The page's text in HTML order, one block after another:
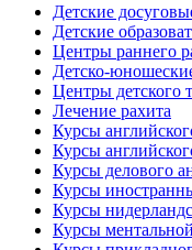
Детские
Детские
Центры раннего
Детско-
Центры детского
Лечение рахита
Курсы
Курсы
Курсы делового
Курсы
Курсы
Курсы